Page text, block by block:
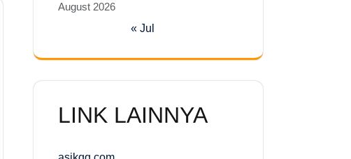
August 2026
« Jul
LINK LAINNYA